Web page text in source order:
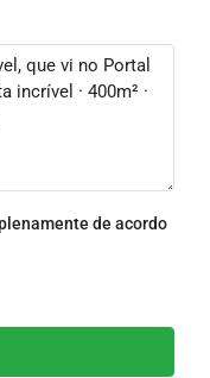
de acordo